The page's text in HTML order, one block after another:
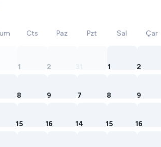
Cts Paz
1 2
8 9
15 16
Pzt Sal Çar
1 2
7 8 9
14 15 16